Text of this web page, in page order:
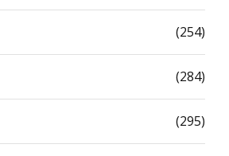
(254)
(284)
(295)